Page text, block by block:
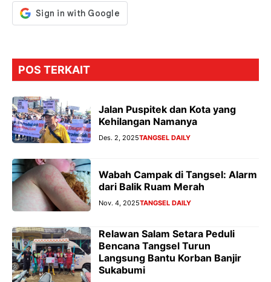
POS TERKAIT
Jalan Puspitek dan Kota yang
Kehilangan Namanya
Des. 2, 2025TANGSEL DAILY
Wabah Campak di Tangsel: Alarm
dari Balik Ruam Merah
Nov. 4, 2025TANGSEL DAILY
Relawan Salam Setara Peduli
Bencana Tangsel Turun
Langsung Bantu Korban Banjir
Sukabumi